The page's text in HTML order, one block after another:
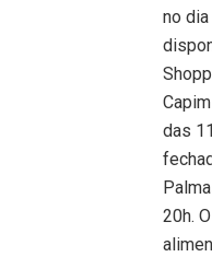
no
das
20h.